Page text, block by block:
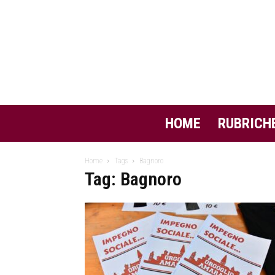
HOME
Home Tags Bagnoro
Tag: Bagnoro